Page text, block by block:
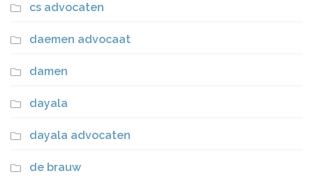
cs advocaten
daemen advocaat
damen
dayala
dayala advocaten
de brauw